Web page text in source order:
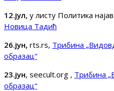
12.јул, у листу Политика
Новица Тадић
26.јун, rts.rs, Трибина
образац“
23.јун, seecult.org , Трибина
образац“